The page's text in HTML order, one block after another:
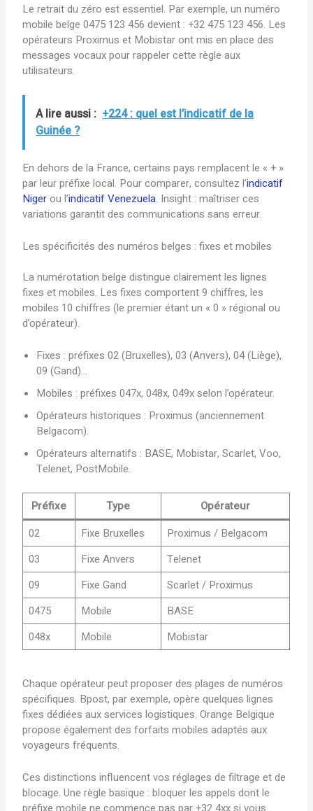
Le retrait du zéro est essentiel. Par exemple, un numéro
mobile belge 0475 123 456 devient : +32 475 123 456. Les
opérateurs Proximus et Mobistar ont mis en place des
messages vocaux pour rappeler cette règle aux
utilisateurs.
A lire aussi : +224 : quel est l’indicatif de la
Guinée ?
En dehors de la France, certains pays remplacent le « + »
par leur préfixe local. Pour comparer, consultez l’indicatif
Nigerou l’indicatif Venezuela. Insight : maîtriser ces
variations garantit des communications sans erreur.
Les spécificités des numéros belges : fixes et mobiles
La numérotation belge distingue clairement les lignes
fixes et mobiles. Les fixes comportent 9 chiffres, les
mobiles 10 chiffres (le premier étant un « 0 » régional ou
d’opérateur).
Fixes : préfixes 02 (Bruxelles), 03 (Anvers), 04 (Liège),
09 (Gand)…
Mobiles : préfixes 047x, 048x, 049x selon l’opérateur.
Opérateurs historiques : Proximus (anciennement
Belgacom).
Opérateurs alternatifs : BASE, Mobistar, Scarlet, Voo,
Telenet, PostMobile.
Préfixe Type
Opérateur
02
Fixe Bruxelles
Proximus / Belgacom
03
Fixe Anvers
Telenet
09
Fixe Gand
Scarlet / Proximus
0475
Mobile
BASE
048x
Mobile Mobistar
Chaque opérateur peut proposer des plages de numéros
spécifiques. Bpost, par exemple, opère quelques lignes
fixes dédiées aux services logistiques. Orange Belgique
propose également des forfaits mobiles adaptés aux
voyageurs fréquents.
Ces distinctions influencent vos réglages de filtrage et de
blocage. Une règle basique : bloquer les appels dont le